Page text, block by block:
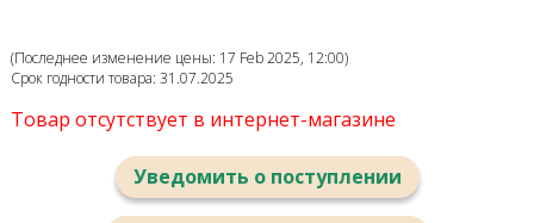
(Последнее изменение цены: 17 Feb 2025, 12:00)
Срок годности товара: 31.07.2025
Товар отсутствует в интернет-магазине
Уведомить о поступлении